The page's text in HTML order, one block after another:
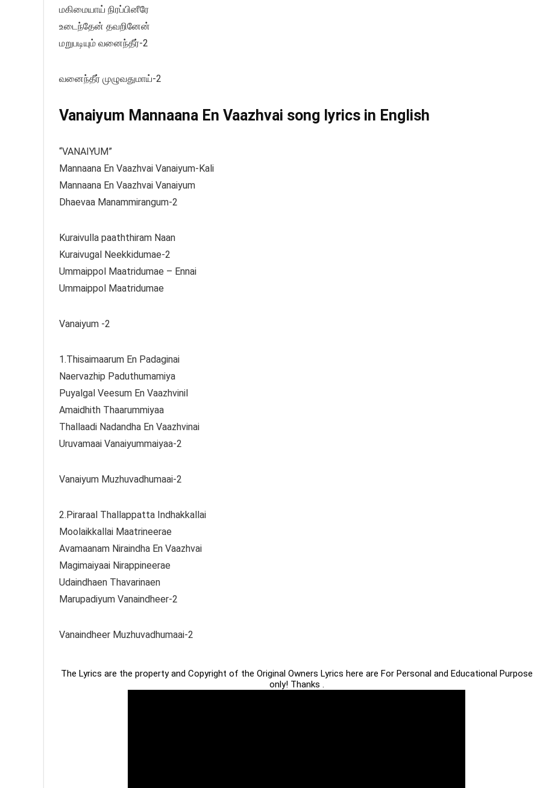
மகிமையாய் நிரப்பினீரே
உடைந்தேன் தவறினேன்
மறுபடியும் வனைந்தீர்-2
வனைந்தீர் முழுவதுமாய்-2
Vanaiyum Mannaana En Vaazhvai song lyrics in English
“VANAIYUM”
Mannaana En Vaazhvai Vanaiyum-Kali
Mannaana En Vaazhvai Vanaiyum
Dhaevaa Manammirangum-2
Kuraivulla paaththiram Naan
Kuraivugal Neekkidumae-2
Ummaippol Maatridumae – Ennai
Ummaippol Maatridumae
Vanaiyum -2
1.Thisaimaarum En Padaginai
Naervazhip Paduthumamiya
Puyalgal Veesum En Vaazhvinil
Amaidhith Thaarummiyaa
Thallaadi Nadandha En Vaazhvinai
Uruvamaai Vanaiyummaiyaa-2
Vanaiyum Muzhuvadhumaai-2
2.Piraraal Thallappatta Indhakkallai
Moolaikkallai Maatrineerae
Avamaanam Niraindha En Vaazhvai
Magimaiyaai Nirappineerae
Udaindhaen Thavarinaen
Marupadiyum Vanaindheer-2
Vanaindheer Muzhuvadhumaai-2
The Lyrics are the property and Copyright of the Original Owners Lyrics here are For Personal and Educational Purpose
only! Thanks .